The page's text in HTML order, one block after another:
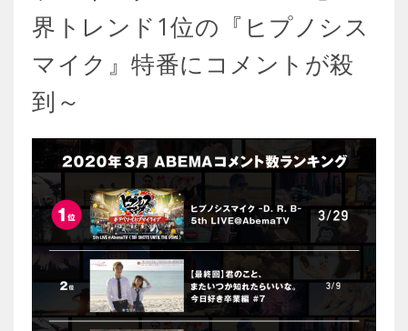
界トレンド1位の『ヒプノシス
マイク』特番にコメントが殺
到～